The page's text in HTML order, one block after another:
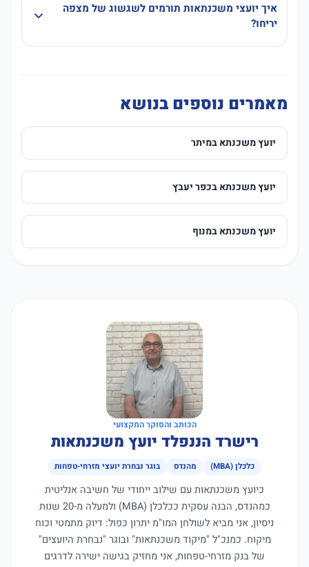
איך יועצי משכנתאות תורמים לשגשוג של מצפה
יריחו?
מאמרים נוספים בנושא
יועץ משכנתא במיתר
יועץ משכנתא בכפר יעבץ
יועץ משכנתא במנוף
הכותב והסוקר המקצועי
רישרד הננפלד יועץ משכנתאות
כלכלן (MBA) מהנדס בוגר נבחרת יועצי מזרחי-טפחות
כיועץ משכנתאות עם שילוב ייחודי של חשיבה אנליטית
כמהנדס, הבנה עסקית ככלכלן (MBA) ולמעלה מ-20 שנות
ניסיון, אני מביא לשולחן המו"מ יתרון כפול: דיוק מתמטי וכוח
מיקוח. כמנכ"ל "מיקוד משכנתאות" ובוגר "נבחרת היועצים"
של בנק מזרחי-טפחות, אני מחזיק בגישה ישירה לדרגים